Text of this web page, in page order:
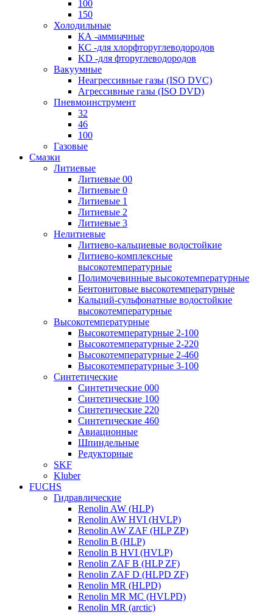
100
150
Холодильные
КА -аммиачные
КС -для хлорфторуглеводородов
KD -для фторуглеводородов
Вакуумные
Неагрессивные газы (ISO DVC)
Агрессивные газы (ISO DVD)
Пневмоинструмент
32
46
100
Газовые
Смазки
Литиевые
Литиевые 00
Литиевые 0
Литиевые 1
Литиевые 2
Литиевые 3
Нелитиевые
Литиево-кальциевые водостойкие
Литиево-комплексные
высокотемпературные
Полимочевинные высокотемпературные
Бентонитовые высокотемпературные
Кальций-сульфонатные водостойкие
высокотемпературные
Высокотемпературные
Высокотемпературные 2-100
Высокотемпературные 2-220
Высокотемпературные 2-460
Высокотемпературные 3-100
Синтетические
Синтетические 000
Синтетические 100
Синтетические 220
Синтетические 460
Авиационные
Шпиндельные
Редукторные
SKF
Kluber
FUCHS
Гидравлические
Renolin AW (HLP)
Renolin AW HVI (HVLP)
Renolin AW ZAF (HLP ZP)
Renolin B (HLP)
Renolin B HVI (HVLP)
Renolin ZAF B (HLP ZF)
Renolin ZAF D (HLPD ZF)
Renolin MR (HLPD)
Renolin MR MC (HVLPD)
Renolin MR (arctic)